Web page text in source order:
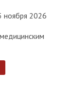
ноября 2026